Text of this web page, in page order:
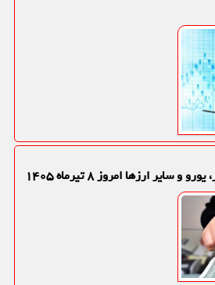
سایر ارزها امروز ۸ تیرماه ۱۴۰۵